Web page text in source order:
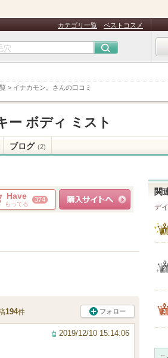
> イナカモン。さんの口コミ
カテゴリ一覧 ベストコスメ
ー ボディ ミスト
ブログ (2)
Have
もってる
374
194件 フォロー
2019/12/10 15:14:06
関
デ